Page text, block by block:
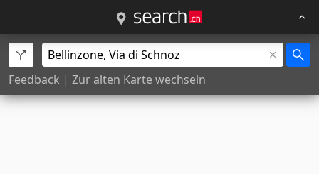
Feedback | Zur alten Karte wechseln